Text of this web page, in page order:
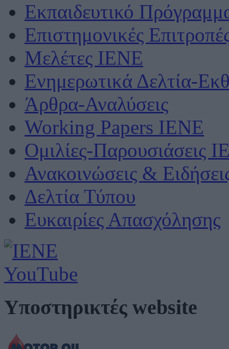
Εκπαιδευτικό
Επιστημονικές
Μελέτες ΙΕΝΕ
Ενημερωτικά Δελτία-
Άρθρα-Αναλύσεις
Working Papers IENE
Ομιλίες-Παρουσιάσεις
Ανακοινώσεις &
Δελτία Τύπου
Ευκαιρίες Απασχόλησης
Υποστηρικτές website